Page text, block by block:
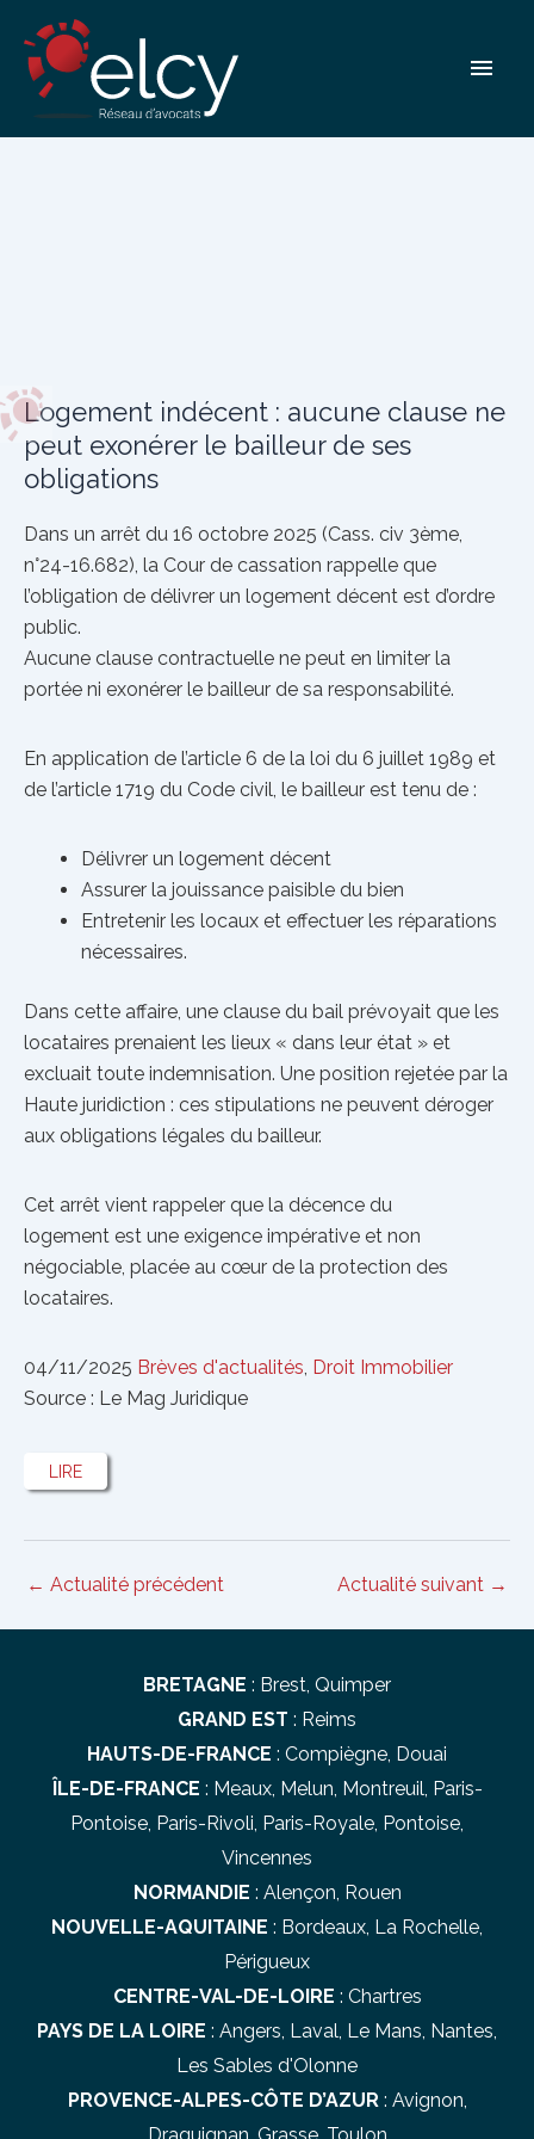
contenu
Logement indécent : aucune clause ne
peut exonérer le bailleur de ses
obligations
Dans un arrêt du 16 octobre 2025 (Cass. civ 3ème,
n°24-16.682), la Cour de cassation rappelle que
l’obligation de délivrer un logement décent est d’ordre
public.
Aucune clause contractuelle ne peut en limiter la
portée ni exonérer le bailleur de sa responsabilité.
En application de l’article 6 de la loi du 6 juillet 1989 et
de l’article 1719 du Code civil, le bailleur est tenu de :
Délivrer un logement décent
Assurer la jouissance paisible du bien
Entretenir les locaux et effectuer les réparations
nécessaires.
Dans cette affaire, une clause du bail prévoyait que les
locataires prenaient les lieux « dans leur état » et
excluait toute indemnisation. Une position rejetée par la
Haute juridiction : ces stipulations ne peuvent déroger
aux obligations légales du bailleur.
Cet arrêt vient rappeler que la décence du
logement est une exigence impérative et non
négociable, placée au cœur de la protection des
locataires.
04/11/2025 Brèves d'actualités, Droit Immobilier
Source : Le Mag Juridique
LIRE
Navigation
← Actualité précédent Actualité suivant →
BRETAGNE : Brest, Quimper
GRAND EST : Reims
HAUTS-DE-FRANCE : Compiègne, Douai
ÎLE-DE-FRANCE : Meaux, Melun, Montreuil, Paris-
Pontoise, Paris-Rivoli, Paris-Royale, Pontoise,
Vincennes
NORMANDIE : Alençon, Rouen
NOUVELLE-AQUITAINE : Bordeaux, La Rochelle,
Périgueux
CENTRE-VAL-DE-LOIRE : Chartres
PAYS DE LA LOIRE : Angers, Laval, Le Mans, Nantes,
Les Sables d'Olonne
PROVENCE-ALPES-CÔTE D’AZUR: Avignon,